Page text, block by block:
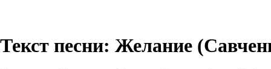
Текст песни: Желание